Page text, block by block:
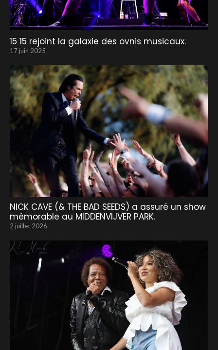
15 15 rejoint la galaxie des ovnis musicaux.
17 juin 2025
NICK CAVE (& THE BAD SEEDS) a assuré un show
mémorable au MIDDENVIJVER PARK.
2 juillet 2026